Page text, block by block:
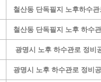
시청안내
주요시책
광명의 상징물
광명시 현황
광명의 역사
국내외 교류
지역공동체 일자리 사업
직업 소개소 현황
노동조합
철산동 단독필지 노후하수
철산동 단독필지 노후 하수
광명시 노후 하수관로 정비
광명시 노후 하수관로 정비